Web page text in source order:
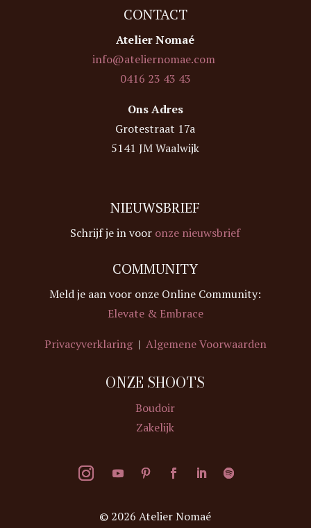
CONTACT
Atelier Nomaé
info@ateliernomae.com
0416 23 43 43
Ons Adres
Grotestraat 17a
5141 JM Waalwijk
NIEUWSBRIEF
Schrijf je in voor onze nieuwsbrief
COMMUNITY
Meld je aan voor onze Online Community:
Elevate & Embrace
Privacyverklaring| Algemene Voorwaarden
ONZE SHOOTS
Boudoir
Zakelijk
© 2026 Atelier Nomaé